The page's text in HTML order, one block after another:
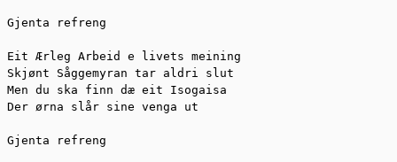
Gjenta refreng
Eit Ærleg Arbeid e livets meining
Skjønt Såggemyran tar aldri slut
Men du ska finn dæ eit Isogaisa
Der ørna slår sine venga ut
Gjenta refreng